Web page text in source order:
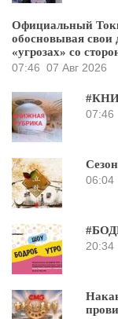
Официальный
обосновывая свои
«угрозах» со
07:46 07 Авг 2026
07:46
06:04
20:34